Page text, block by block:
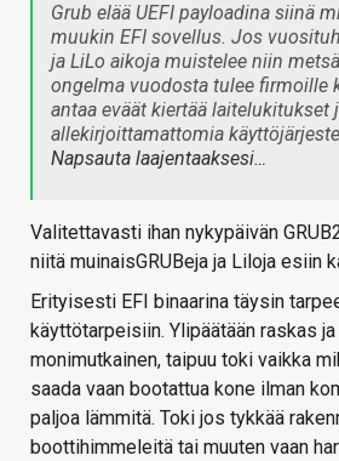
Grub elää UEFI payloadina siinä
muukin EFI sovellus. Jos
ja LiLo aikoja muistelee niin
ongelma vuodosta tulee firmoille
antaa eväät kiertää laitelukitukset
allekirjoittamattomia
Napsauta laajentaaksesi…
Valitettavasti ihan nykypäivän
niitä muinaisGRUBeja ja Liloja esiin
Erityisesti EFI binaarina täysin
käyttötarpeisiin. Ylipäätään raskas
monimutkainen, taipuu toki vaikka
saada vaan bootattua kone ilman
paljoa lämmitä. Toki jos tykkää
boottihimmeleitä tai muuten vaan